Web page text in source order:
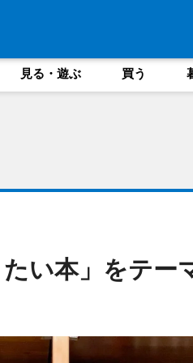
見る・遊ぶ 買う
い本」をテー